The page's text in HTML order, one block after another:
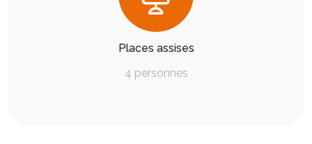
Places assises
4 personnes